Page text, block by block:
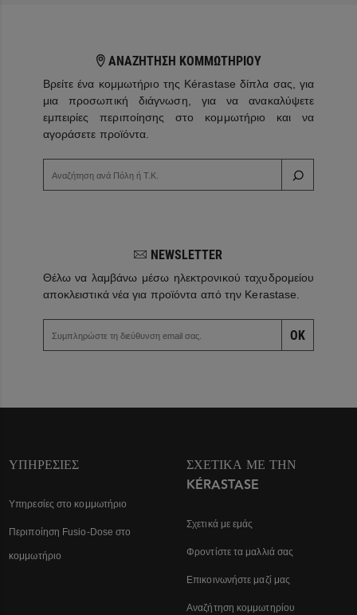
ΑΝΑΖΗΤΗΣΗ ΚΟΜΜΩΤΗΡΙΟΥ
Βρείτε ένα κομμωτήριο της Kérastase δίπλα σας, για
μια προσωπική διάγνωση, για να ανακαλύψετε
εμπειρίες περιποίησης στο κομμωτήριο και να
αγοράσετε προϊόντα.
NEWSLETTER
Θέλω να λαμβάνω μέσω ηλεκτρονικού ταχυδρομείου
αποκλειστικά νέα για προϊόντα από την Kerastase.
OK
ΥΠΗΡΕΣΊΕΣ
Υπηρεσίες στο κομμωτήριο
Περιποίηση Fusio-Dose στο
κομμωτήριο
ΣΧΕΤΙΚΆ ΜΕ ΤΗΝ
KÉRASTASE
Σχετικά με εμάς
Φροντίστε τα μαλλιά σας
Επικοινωνήστε μαζί μας
Αναζήτηση κομμωτηρίου